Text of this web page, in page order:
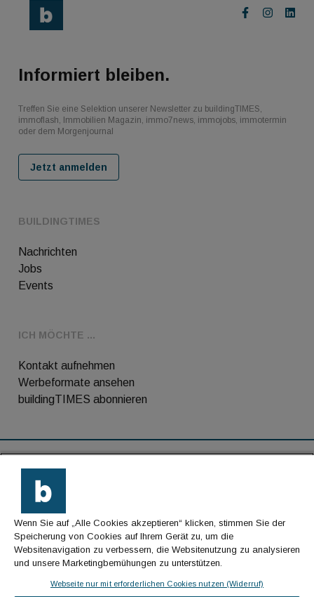
BUILDINGTIMES
Nachrichten
Jobs
Events
ICH MÖCHTE ...
Kontakt aufnehmen
Werbeformate ansehen
buildingTIMES abonnieren
Informiert bleiben.
Treffen Sie eine Selektion unserer Newsletter zu buildingTIMES,
immoflash, Immobilien Magazin, immo7news, immojobs, immotermin
oder dem Morgenjournal
Jetzt anmelden
Kontakt
Impressum
Datenschutz
Wenn Sie auf „Alle Cookies akzeptieren“ klicken, stimmen Sie der
Speicherung von Cookies auf Ihrem Gerät zu, um die
Websitenavigation zu verbessern, die Websitenutzung zu analysieren
und unsere Marketingbemühungen zu unterstützen.
Webseite nur mit erforderlichen Cookies nutzen (Widerruf)